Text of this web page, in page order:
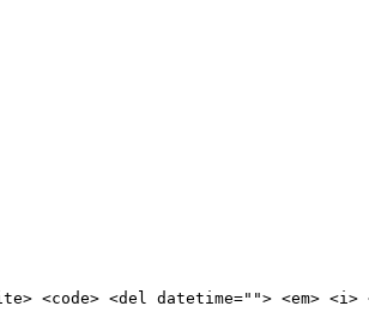
<del datetime=""> <em> <i>